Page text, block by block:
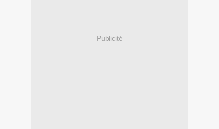
Publicité